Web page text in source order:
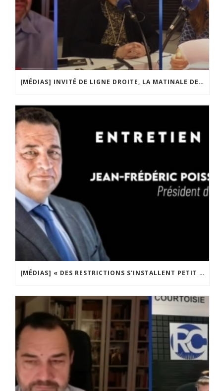
[MÉDIAS] INVITÉ DE LIGNE DROITE, LA MATINALE DE RADIO COURTOISIE
[MÉDIAS] « DES RESTRICTIONS S’INSTALLENT PETIT À PETIT DANS NOTRE PAYS » ENTRETIEN AVEC BOULEVARD VOLTAIRE